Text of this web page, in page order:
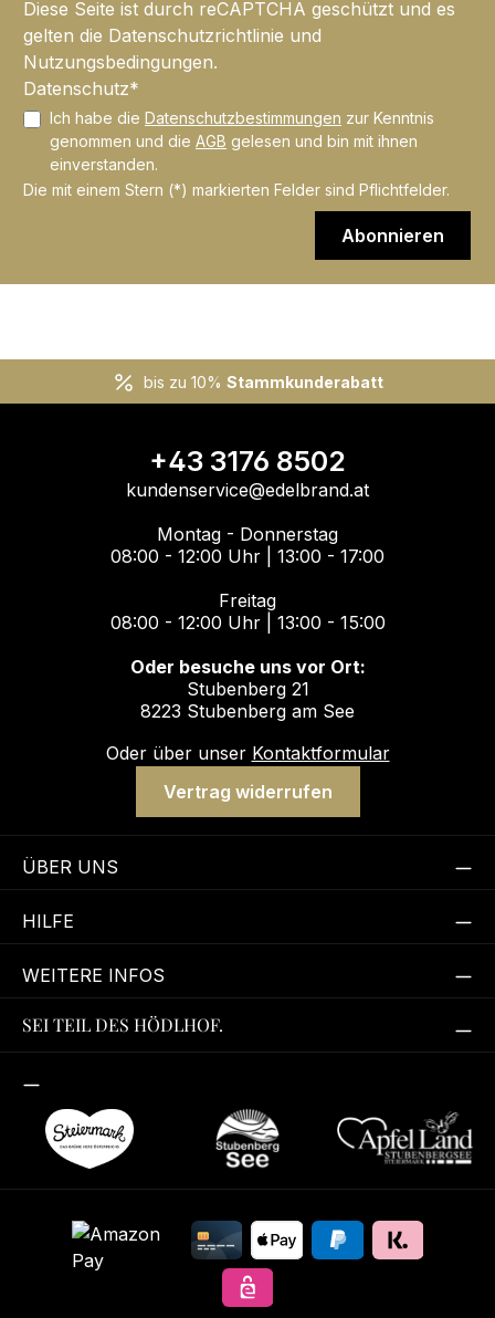
Diese Seite ist durch reCAPTCHA geschützt und es
gelten die Datenschutzrichtlinie und
Nutzungsbedingungen.
Datenschutz*
Ich habe die Datenschutzbestimmungen zur Kenntnis
genommen und die AGB gelesen und bin mit ihnen
einverstanden.
Die mit einem Stern (*) markierten Felder sind Pflichtfelder.
Abonnieren
bis zu 10% Stammkunderabatt
+43 3176 8502
kundenservice@edelbrand.at
Montag - Donnerstag
08:00 - 12:00 Uhr | 13:00 - 17:00
Freitag
08:00 - 12:00 Uhr | 13:00 - 15:00
Oder besuche uns vor Ort:
Stubenberg 21
8223 Stubenberg am See
Oder über unser Kontaktformular
Vertrag widerrufen
ÜBER UNS
HILFE
WEITERE INFOS
SEI TEIL DES HÖDLHOF.